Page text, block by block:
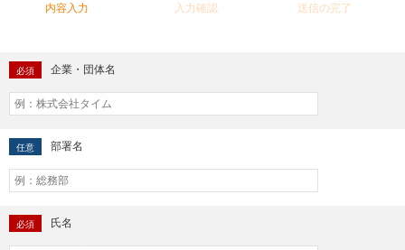
内容入力 入力確認 送信の完了
必須 企業・団体名
任意 部署名
必須 氏名